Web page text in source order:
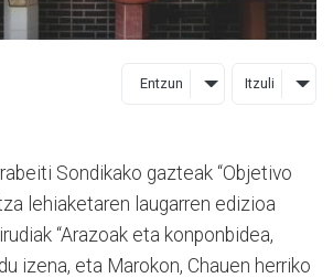
Entzun Itzuli
Sondikako gazteak “Objetivo
lehiaketaren laugarren edizioa
“Arazoak eta konponbidea,
izena, eta Marokon, Chauen herriko